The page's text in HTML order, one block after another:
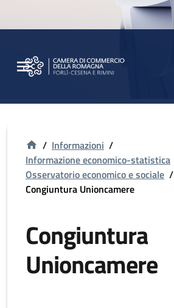
/ Informazioni /
Informazione economico-statistica
Osservatorio economico e sociale /
Congiuntura Unioncamere
Congiuntura
Unioncamere